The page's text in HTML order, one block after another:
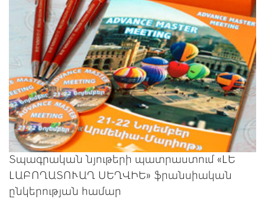
Տպագրական նյութերի պատրաստում «ԼԵ
ԼԱԲՈՂԱՏՈՒԱՂ ՍԵՂՎԻԵ» ֆրանսիական
ընկերության համար